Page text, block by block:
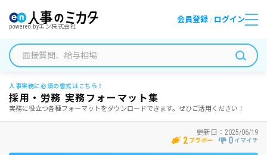
powered byエン株式会社
会員登録 / ログイン
人事実務に必須の書式はこちら！
採用・労務 実務フォーマット集
実務に役立つ各種フォーマットをダウンロードできます。ぜひご活用ください！
更新日： 2025/06/19
2 ブラボー 0 イマイチ